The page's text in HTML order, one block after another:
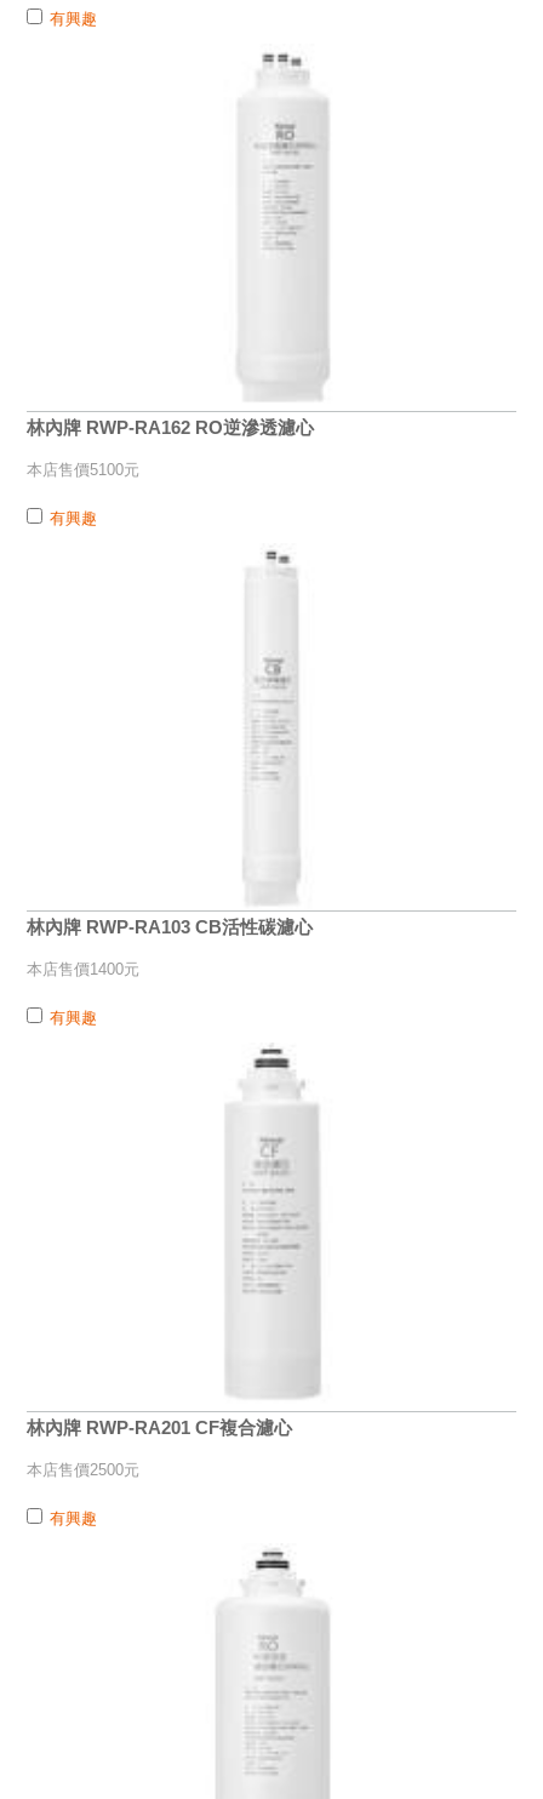
有興趣
林內牌 RWP-RA162 RO逆滲透濾心
本店售價5100元
有興趣
林內牌 RWP-RA103 CB活性碳濾心
本店售價1400元
有興趣
林內牌 RWP-RA201 CF複合濾心
本店售價2500元
有興趣